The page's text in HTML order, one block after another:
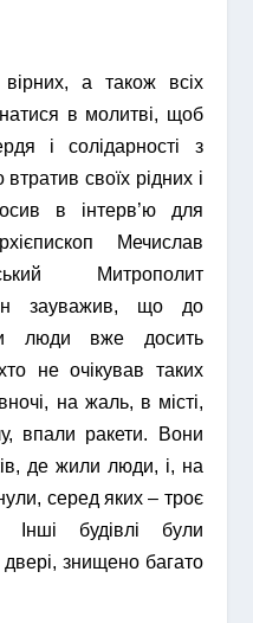
а також всіх
в молитві, щоб
і солідарності з
своїх рідних і
в інтерв’ю для
Мечислав
Митрополит
зауважив, що до
люди вже досить
не очікував таких
на жаль, в місті,
впали ракети. Вони
де жили люди, і, на
серед яких – троє
будівлі були
двері, знищено багато